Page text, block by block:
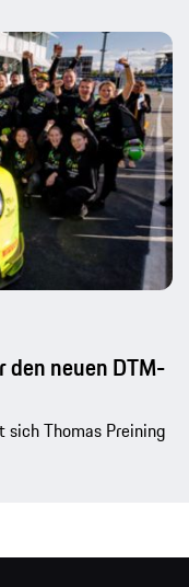
neuen DTM-
Thomas Preining